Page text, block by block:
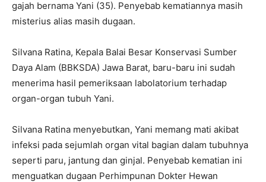
gajah bernama Yani (35). Penyebab kematiannya masih
misterius alias masih dugaan.
Silvana Ratina, Kepala Balai Besar Konservasi Sumber
Daya Alam (BBKSDA) Jawa Barat, baru-baru ini sudah
menerima hasil pemeriksaan labolatorium terhadap
organ-organ tubuh Yani.
Silvana Ratina menyebutkan, Yani memang mati akibat
infeksi pada sejumlah organ vital bagian dalam tubuhnya
seperti paru, jantung dan ginjal. Penyebab kematian ini
menguatkan dugaan Perhimpunan Dokter Hewan